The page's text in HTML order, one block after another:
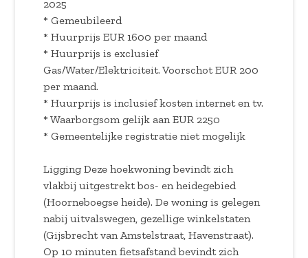
2025
* Gemeubileerd
* Huurprijs EUR 1600 per maand
* Huurprijs is exclusief
Gas/Water/Elektriciteit. Voorschot EUR 200
per maand.
* Huurprijs is inclusief kosten internet en tv.
* Waarborgsom gelijk aan EUR 2250
* Gemeentelijke registratie niet mogelijk
Ligging Deze hoekwoning bevindt zich
vlakbij uitgestrekt bos- en heidegebied
(Hoorneboegse heide). De woning is gelegen
nabij uitvalswegen, gezellige winkelstaten
(Gijsbrecht van Amstelstraat, Havenstraat).
Op 10 minuten fietsafstand bevindt zich